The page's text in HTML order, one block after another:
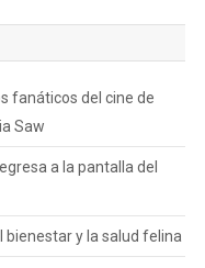
fanáticos del cine de
Saw
a la pantalla del
bienestar y la salud felina